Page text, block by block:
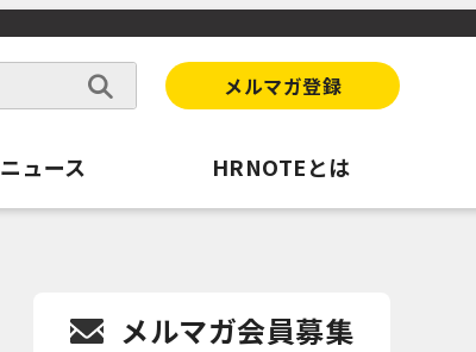
メルマガ登録
ニュース HRNOTEとは
メルマガ会員募集